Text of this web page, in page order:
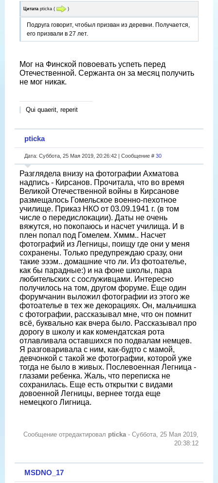
Цитата pticka ( )
Подруга говорит, чтобыл призван из деревни. Получается,
его призвали в 27 лет.
Мог на Финской повоевать успеть перед
Отечественной. Сержанта он за месяц получить
не мог никак.
Qui quaerit, reperit
pticka
Дата: Суббота, 25 Мая 2019, 20:26:42 | Сообщение # 30
Разглядела внизу на фотографии Ахматова
надпись - Кирсанов. Прочитала, что во время
Великой Отечественной войны в Кирсанове
размещалось Гомельское военно-пехотное
училище. Приказ НКО от 03.09.1941 г. (в том
числе о передислокации). Даты не очень
вяжутся, но покопаюсь и насчет училища. И в
плен попал под Гомелем. Хммм.. Насчет
фотографий из Легницы, поищу где они у меня
сохранены. Только предупреждаю сразу, они
такие эээм.. домашние что ли. Из фотоателье,
как бы парадные:) и на фоне школы, пара
любительских с сослуживцами. Интересно
получилось на том, другом форуме. Еще один
форумчанин выложил фотографии из этого же
фотоателье в тех же декорациях. Он, мальчишка
с фотографии, рассказывал мне, что он помнит
всё, буквально как вчера было. Рассказывал про
дорогу в школу и как комендатская рота
отлавливала оставшихся по подвалам немцев.
Я разговаривала с ним, как-будто с мамой,
девчонкой с такой же фотографии, которой уже
тогда не было в живых. Послевоенная Легница -
глазами ребенка. Жаль, что переписка не
сохранилась. Еще есть открытки с видами
довоенной Легницы, вернее тогда еще
немецкого Лигница.
Сообщение отредактировал pticka - Суббота, 25 Мая 2019,
20:38:12
MSDNO_17